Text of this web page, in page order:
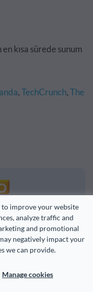
to improve your website
analyze traffic and
and promotional
negatively impact your
we can provide.
Manage cookies
kısa sürede sunum
,TechCrunch,The
uygulama paketinin
çevrimiçi tabanlı
alternatifleri gibi, bu